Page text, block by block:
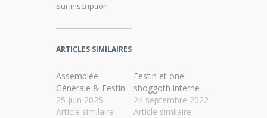
Sur inscription
ARTICLES SIMILAIRES
Assemblée
Générale & Festin
25 juin 2025
Article similaire
Festin et one-
shoggoth interne
24 septembre 2022
Article similaire